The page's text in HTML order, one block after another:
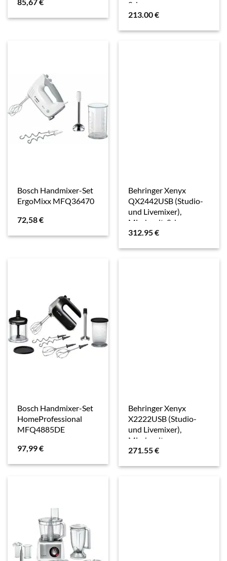
Schwarz
213.00€
Bosch Handmixer-Set
ErgoMixx MFQ36470
72,58€
Behringer Xenyx
QX2442USB (Studio-
und Livemixer),
Mischpult, Schwarz
312.95€
Bosch Handmixer-Set
HomeProfessional
MFQ4885DE
97,99€
Behringer Xenyx
X2222USB (Studio-
und Livemixer),
Mischpult
271.55€